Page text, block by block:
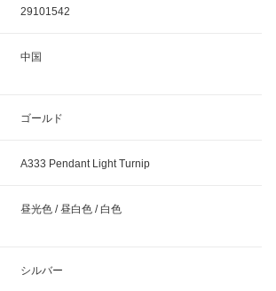
29101542
中国
ゴールド
A333 Pendant Light Turnip
昼光色 / 昼白色 / 白色
シルバー